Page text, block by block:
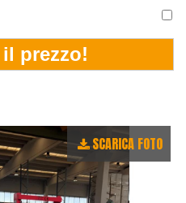
SCARICA FOTO